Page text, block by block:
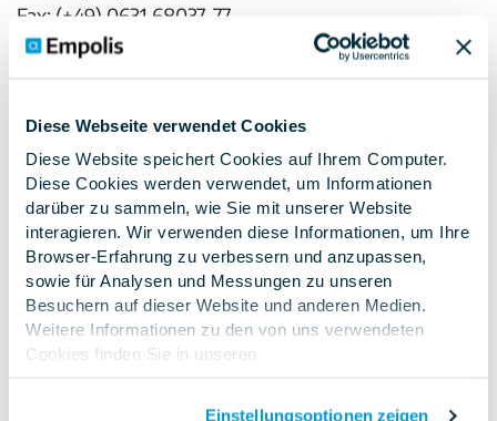
Diese Webseite verwendet Cookies
Diese Website speichert Cookies auf Ihrem Computer.
Diese Cookies werden verwendet, um Informationen
darüber zu sammeln, wie Sie mit unserer Website
interagieren. Wir verwenden diese Informationen, um Ihre
Browser-Erfahrung zu verbessern und anzupassen,
sowie für Analysen und Messungen zu unseren
Besuchern auf dieser Website und anderen Medien.
Weitere Informationen zu den von uns verwendeten
Cookies finden Sie in unseren
Einstellungsoptionen zeigen
Fax: (+49) 0631 68037-77
E-mail:info@empolis.com
Eric Brabänder
For the benefit of the publisher
Eric Brabänder
E-Mail: eric.brabaender@empolis.com
Phone: (+49) 0631 68037-356
Fax: (+49) 0631 68037-77
Registered office of the company